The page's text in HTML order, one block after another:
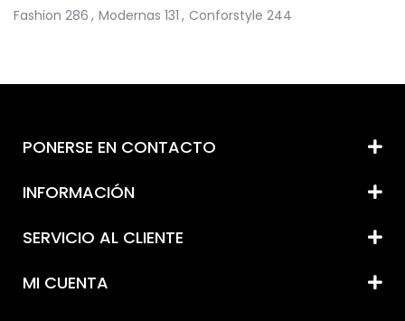
Fashion 286 , Modernas 131 , Conforstyle 244
PONERSE EN CONTACTO
INFORMACIÓN
SERVICIO AL CLIENTE
MI CUENTA